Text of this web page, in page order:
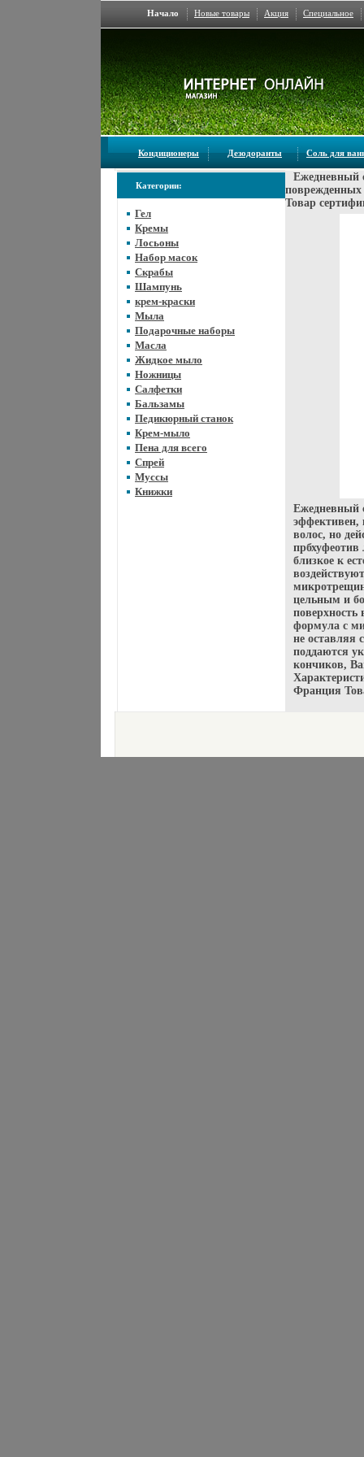
Начало Новые товары Акция Специальное
Кондиционеры Дезодоранты Соль для
Категории:
Гел
Кремы
Лосьоны
Набор масок
Скрабы
Шампунь
крем-краски
Мыла
Подарочные наборы
Масла
Жидкое мыло
Ножницы
Салфетки
Бальзамы
Педикюрный станок
Крем-мыло
Пена для всего
Спрей
Муссы
Книжки
Ежедневный
Товар
Ежедневный
эффективен,
волос, но
близкое к
цельным и
поверхность
формула с
не оставляя
поддаются
кончиков,
Франция